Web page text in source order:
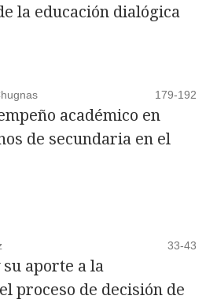
la educación dialógica
179-192
académico en
de secundaria en el
33-43
aporte a la
proceso de decisión de